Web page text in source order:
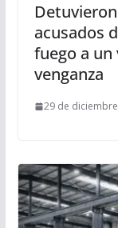
acusados
fuego a
venganza
29 de